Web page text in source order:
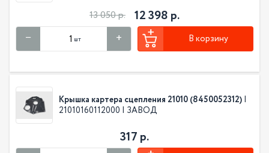
13 050 р. 12 398 р.
шт В корзину
Крышка картера сцепления 21010 (8450052312) |
21010160112000 | ЗАВОД
317 р.